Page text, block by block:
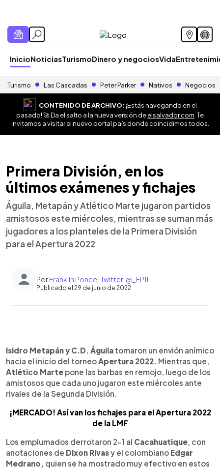
InicioNoticiasTurismoDinero y negociosVida
Turismo Las Cascadas Peter Parker Nativos Negocios
CONTENIDO DE ARCHIVO:¡Estás navegando en el
pasado! 🚀 Da el salto a la nueva versión deelsalvador.com . Te
invitamos a visitar el nuevo portal país donde coincidimos todos.
Primera División, en los
últimos exámenes y fichajes
Águila, Metapán y Atlético Marte jugaron partidos
amistosos este miércoles, mientras se suman más
jugadores a los planteles de la Primera División
para el Apertura 2022
PorFranklin Ponce | Twitter: @_FP11
Publicado el 29 de junio de 2022
► Escuchar artículo
Isidro Metapán y C.D. Águila tomaron un envión anímico
hacia el inicio del torneoApertura 2022. Mientras que,
Atlético Marte pone las barbas en remojo, luego de los
amistosos que cada uno jugaron este miércoles ante
rivales de la Segunda División.
¡MERCADO! Así van los fichajes para el Apertura 2022
de la LMF
Los emplumados derrotaron 2-1 al Cacahuatique, con
anotaciones de Dixon Rivasy el colombiano Edgar
Medrano, quien se ha mostrado muy efectivo en estos